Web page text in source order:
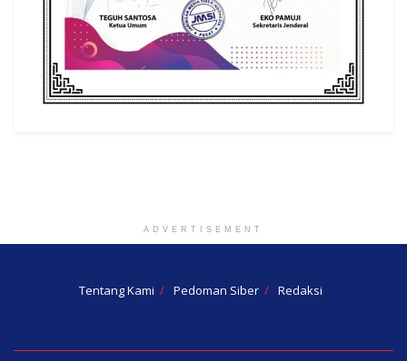
ADVERTISEMENT
Tentang Kami Pedoman Siber Redaksi